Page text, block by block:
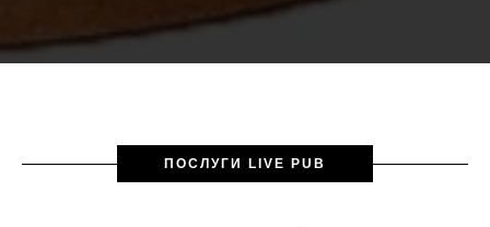
ПОСЛУГИ LIVE PUB